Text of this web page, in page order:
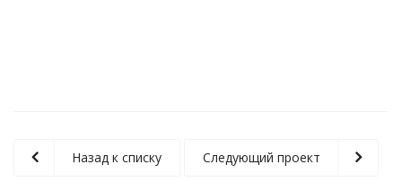
Назад к списку Следующий проект